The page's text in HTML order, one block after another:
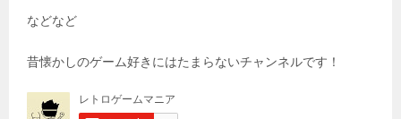
などなど
昔懐かしのゲーム好きにはたまらないチャンネルです！